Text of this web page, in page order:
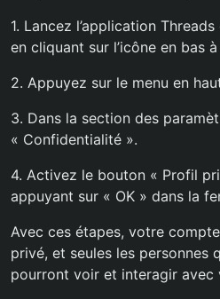
1. Lancez l’application
en cliquant sur l’icône en bas
2. Appuyez sur le menu en
3. Dans la section des
« Confidentialité ».
4. Activez le bouton « Profil
appuyant sur « OK » dans la
Avec ces étapes, votre
privé, et seules les personnes
pourront voir et interagir avec